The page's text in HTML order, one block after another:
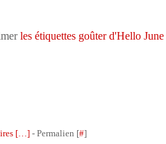
les étiquettes goûter d'Hello June
[…] - Permalien [#]